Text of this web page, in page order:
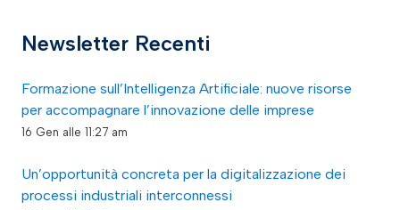
Newsletter Recenti
Formazione sull’Intelligenza Artificiale: nuove risorse
per accompagnare l’innovazione delle imprese
16 Gen alle 11:27 am
Un’opportunità concreta per la digitalizzazione dei
processi industriali interconnessi